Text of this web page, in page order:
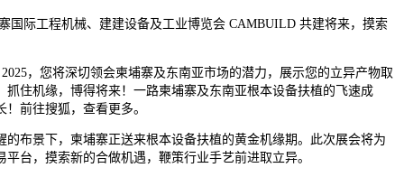
际工程机械、建建设备及工业博览会 CAMBUILD 共建将来，摸索
，您将深切领会柬埔寨及东南亚市场的潜力，展示您的立异产物取
抓住机缘，博得将来！一路柬埔寨及东南亚根本设备扶植的飞速成
前往搜狐，查看更多。
景下，柬埔寨正送来根本设备扶植的黄金机缘期。此次展会将为
台，摸索新的合做机遇，鞭策行业手艺前进取立异。